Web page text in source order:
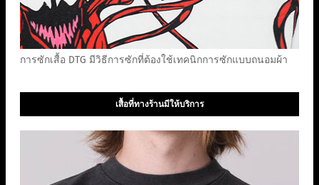
การซักเสื้อ DTG มีวิธีการซักที่ต้องใช้เทคนิกการซักแบบถนอมผ้า
เสื้อที่ทางร้านมีให้บริการ